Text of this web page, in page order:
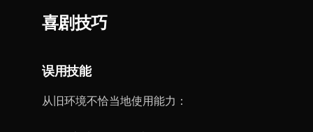
喜剧技巧
误用技能
从旧环境不恰当地使用能力：